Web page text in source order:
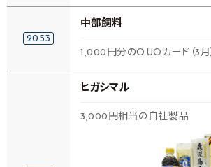
2053
中部飼料
1,000円分のQUOカード（3月
ヒガシマル
3,000円相当の自社製品